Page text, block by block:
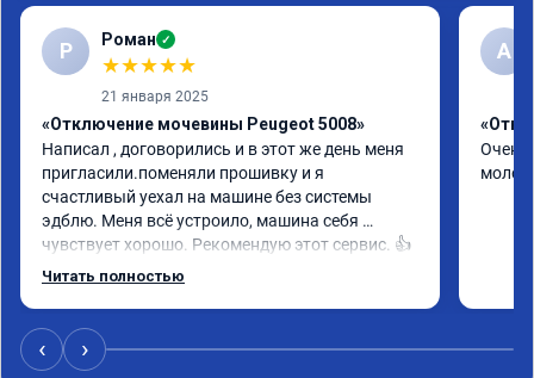
Р Роман ✓
★★★★★
21 января 2025
«Отключение мочевины Peugeot 5008»
Написал , договорились и в этот же день меня
пригласили.поменяли прошивку и я
счастливый уехал на машине без системы
эдблю. Меня всё устроило, машина себя
чувствует хорошо. Рекомендую этот сервис. 👍
Читать полностью
А
Очень
‹ ›